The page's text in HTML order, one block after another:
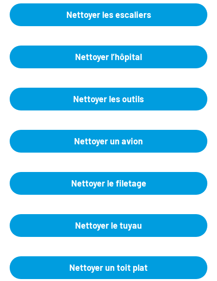
Nettoyer les escaliers
Nettoyer l’hôpital
Nettoyer les outils
Nettoyer un avion
Nettoyer le filetage
Nettoyer le tuyau
Nettoyer un toit plat